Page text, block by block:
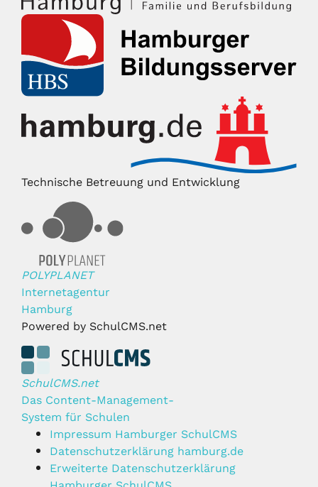
Technische Betreuung und Entwicklung
POLYPLANET
Internetagentur
Hamburg
Powered by SchulCMS.net
SchulCMS.net
Das Content-Management-
System für Schulen
Impressum Hamburger SchulCMS
Datenschutzerklärung hamburg.de
Erweiterte Datenschutzerklärung